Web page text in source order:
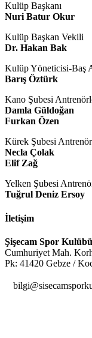
Kulüp Başkanı
Nuri Batur Okur
Kulüp Başkan Vekili
Dr. Hakan Bak
Kulüp Yöneticisi-Baş
Barış Öztürk
Kano Şubesi
Damla Güldoğan
Furkan Özen
Kürek Şubesi
Necla Çolak
Elif Zağ
Yelken Şubesi
Tuğrul Deniz Ersoy
İletişim
Şişecam Spor Kulübü
Cumhuriyet Mah.
Pk: 41420 Gebze /